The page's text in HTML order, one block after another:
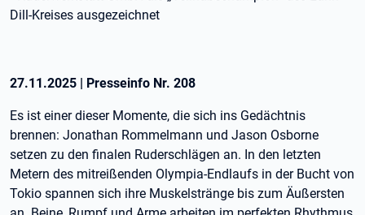
Dill-Kreises ausgezeichnet
27.11.2025 | Presseinfo Nr. 208
Es ist einer dieser Momente, die sich ins Gedächtnis
brennen: Jonathan Rommelmann und Jason Osborne
setzen zu den finalen Ruderschlägen an. In den letzten
Metern des mitreißenden Olympia-Endlaufs in der Bucht von
Tokio spannen sich ihre Muskelstränge bis zum Äußersten